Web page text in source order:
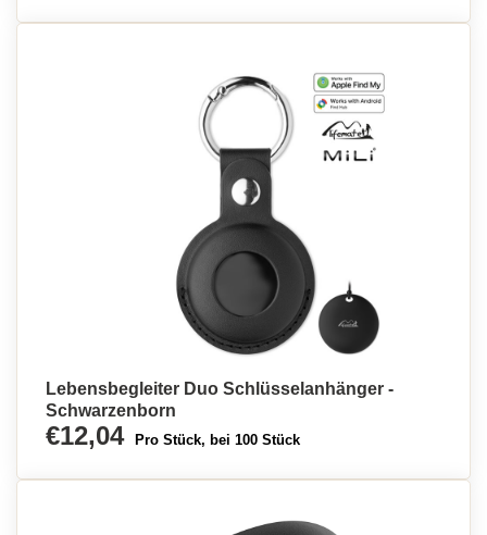
Lebensbegleiter Duo Schlüsselanhänger -
Schwarzenborn
€12,04 Pro Stück, bei 100 Stück